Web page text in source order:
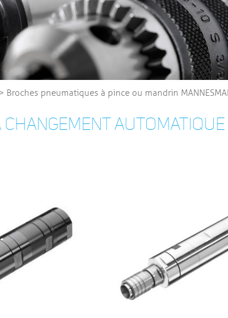
> Broches pneumatiques à pince ou mandrin
AUTOMATIQUE